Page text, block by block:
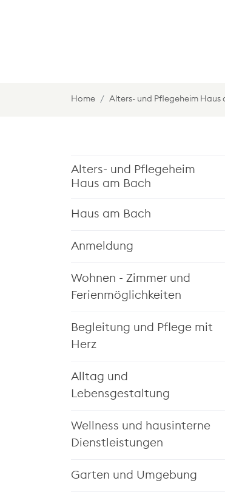
Home Alters- und Pflegeheim Haus
Alters- und Pflegeheim
Haus am Bach
Haus am Bach
Anmeldung
Wohnen - Zimmer und
Ferienmöglichkeiten
Begleitung und Pflege mit
Herz
Alltag und
Lebensgestaltung
Wellness und hausinterne
Dienstleistungen
Garten und Umgebung